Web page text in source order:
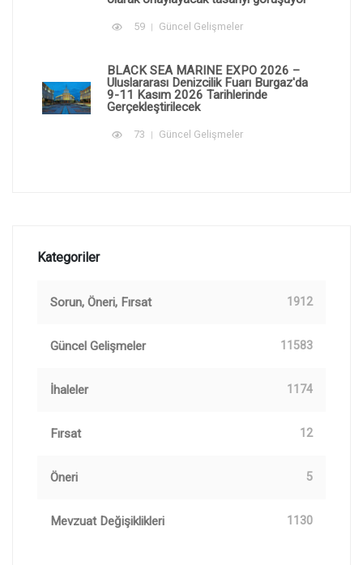
59 Güncel Gelişmeler
BLACK SEA MARINE EXPO 2026 –
Uluslararası Denizcilik Fuarı Burgaz'da
9-11 Kasım 2026 Tarihlerinde
Gerçekleştirilecek
73 Güncel Gelişmeler
Kategoriler
Sorun, Öneri, Fırsat 1912
Güncel Gelişmeler 11583
İhaleler 1174
Fırsat 12
Öneri 5
Mevzuat Değişiklikleri 1130